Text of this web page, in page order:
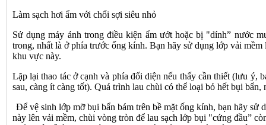
Làm sạch hơi ẩm với chổi sợi siêu nhỏ
Sử dụng máy ảnh trong điều kiện ẩm ướt hoặc bị "dính” nước
trong, nhất là ở phía trước ống kính. Bạn hãy sử dụng lớp vải
khu vực này.
Lặp lại thao tác ở cạnh và phía đối diện nếu thấy cần thiết (lưu ý,
sau, càng ít càng tốt). Quá trình lau chùi có thể loại bỏ hết bụi bẩn,
Để vệ sinh lớp mỡ bụi bẩn bám trên bề mặt ống kính, bạn hãy
này lên vải mềm, chùi vòng tròn để lau sạch lớp bụi "cứng đầu”